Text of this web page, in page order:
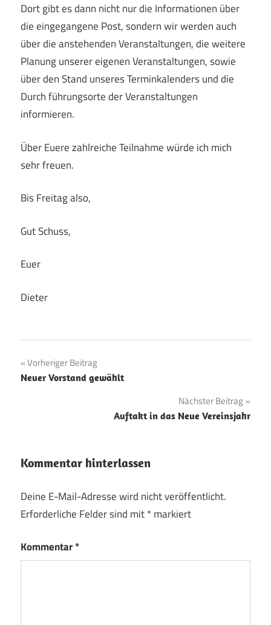
Dort gibt es dann nicht nur die Informationen über
die eingegangene Post, sondern wir werden auch
über die anstehenden Veranstaltungen, die weitere
Planung unserer eigenen Veranstaltungen, sowie
über den Stand unseres Terminkalenders und die
Durch führungsorte der Veranstaltungen
informieren.
Über Euere zahlreiche Teilnahme würde ich mich
sehr freuen.
Bis Freitag also,
Gut Schuss,
Euer
Dieter
Beitragsnavigation
Vorheriger Beitrag
Neuer Vorstand gewählt
Nächster Beitrag
Auftakt in das Neue Vereinsjahr
Kommentar hinterlassen
Deine E-Mail-Adresse wird nicht veröffentlicht.
Erforderliche Felder sind mit*markiert
Kommentar*